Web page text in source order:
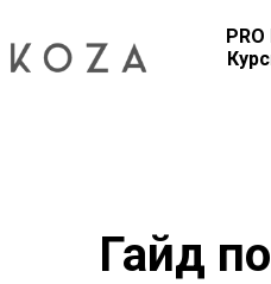
Гайд